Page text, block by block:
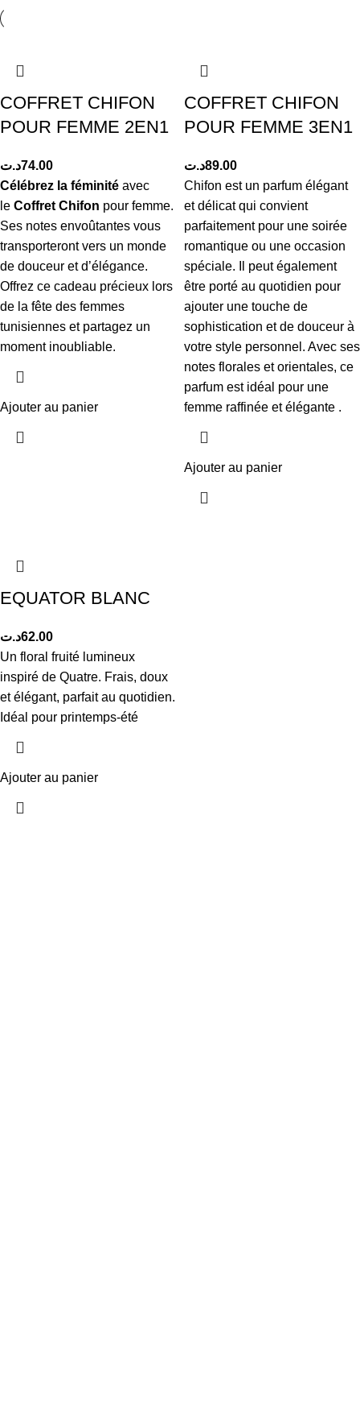
COFFRET CHIFON
POUR FEMME 2EN1
74.00د.ت
Célébrez la féminité avec
le Coffret Chifon pour femme.
Ses notes envoûtantes vous
transporteront vers un monde
de douceur et d’élégance.
Offrez ce cadeau précieux lors
de la fête des femmes
tunisiennes et partagez un
moment inoubliable.
Ajouter au panier
COFFRET CHIFON
POUR FEMME 3EN1
89.00د.ت
Chifon est un parfum élégant
et délicat qui convient
parfaitement pour une soirée
romantique ou une occasion
spéciale. Il peut également
être porté au quotidien pour
ajouter une touche de
sophistication et de douceur à
votre style personnel. Avec ses
notes florales et orientales, ce
parfum est idéal pour une
femme raffinée et élégante .
Ajouter au panier
EQUATOR BLANC
62.00د.ت
Un floral fruité lumineux
inspiré de Quatre. Frais, doux
et élégant, parfait au quotidien.
Idéal pour printemps-été
Ajouter au panier